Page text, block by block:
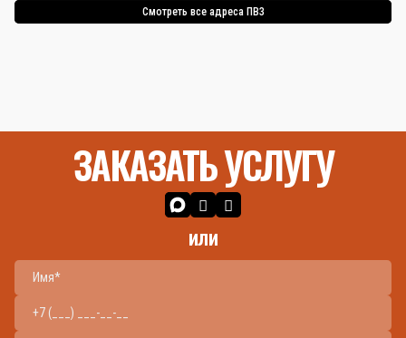
Смотреть все адреса ПВЗ
ЗАКАЗАТЬ УСЛУГУ
или